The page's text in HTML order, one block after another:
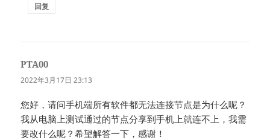
回复
PTA00
道：
2022年3月17日 23:13
您好，请问手机端所有软件都无法连接节点是为什么呢？
我从电脑上测试通过的节点分享到手机上就连不上，我需
要改什么呢？希望解答一下，感谢！